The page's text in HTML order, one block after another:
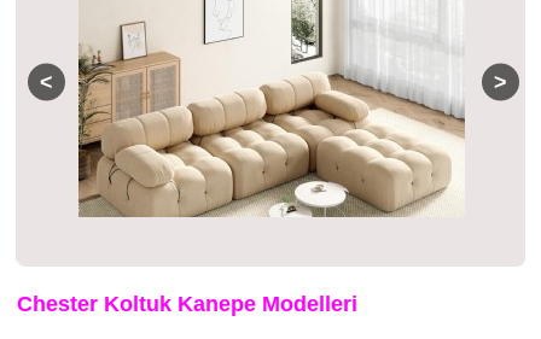
Chester Koltuk Kanepe Modelleri